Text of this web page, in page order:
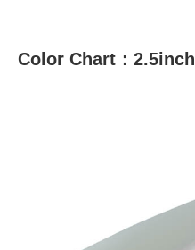
Color Chart：2.5inch